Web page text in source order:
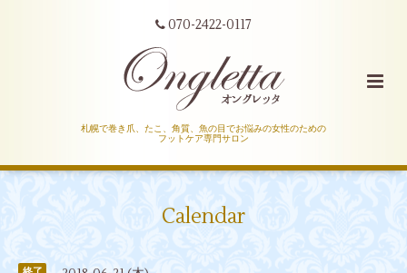
070-2422-0117
札幌で巻き爪、たこ、角質、魚の目でお悩みの女性のための
フットケア専門サロン
Calendar